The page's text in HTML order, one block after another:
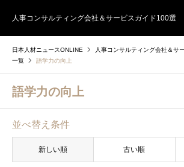
人事コンサルティング会社＆サービスガイド100選
日本人材ニュースONLINE 人事コンサルティング会社＆サ
一覧
語学力の向上
語学力の向上
並べ替え条件
新しい順 古い順